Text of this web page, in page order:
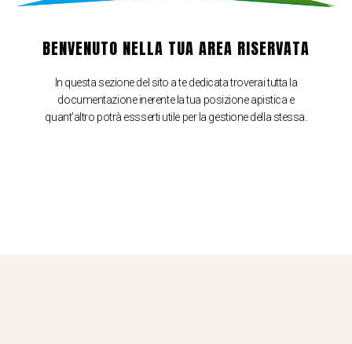
BENVENUTO NELLA TUA AREA RISERVATA
In questa sezione del sito a te dedicata troverai tutta la
documentazione inerente la tua posizione apistica e
quant’altro potrà essserti utile per la gestione della stessa.